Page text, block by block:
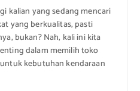
kalian yang sedang mencari
yang berkualitas, pasti
bukan? Nah, kali ini kita
dalam memilih toko
kebutuhan kendaraan